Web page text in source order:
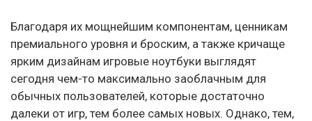
Благодаря их мощнейшим компонентам, ценникам
премиального уровня и броским, а также кричаще
ярким дизайнам игровые ноутбуки выглядят
сегодня чем-то максимально заоблачным для
обычных пользователей, которые достаточно
далеки от игр, тем более самых новых. Однако, тем,